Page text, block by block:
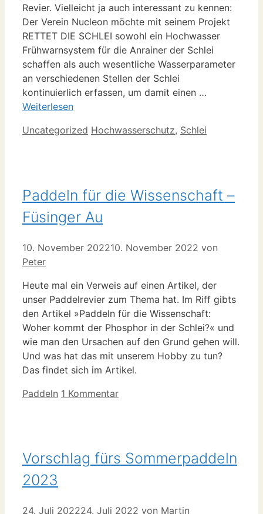
Revier. Vielleicht ja auch interessant zu kennen:
Der Verein Nucleon möchte mit seinem Projekt
RETTET DIE SCHLEI sowohl ein Hochwasser
Frühwarnsystem für die Anrainer der Schlei
schaffen als auch wesentliche Wasserparameter
an verschiedenen Stellen der Schlei
kontinuierlich erfassen, um damit einen …
Weiterlesen
Kategorien
Uncategorized Schlagwörter
Hochwasserschutz, Schlei
Paddeln für die Wissenschaft –
Füsinger Au
10. November 202210. November 2022 von
Peter
Heute mal ein Verweis auf einen Artikel, der
unser Paddelrevier zum Thema hat. Im Riff gibts
den Artikel »Paddeln für die Wissenschaft:
Woher kommt der Phosphor in der Schlei?« und
wie man den Ursachen auf den Grund gehen will.
Und was hat das mit unserem Hobby zu tun?
Das findet sich im Artikel.
Kategorien
Paddeln 1 Kommentar
Vorschlag fürs Sommerpaddeln
2023
24. Juli 202224. Juli 2022 von Martin